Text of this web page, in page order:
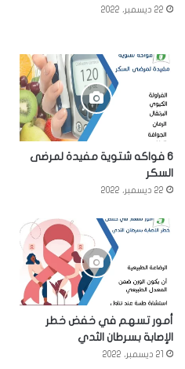
22 ديسمبر، 2022
6 فواكه شتوية مفيدة لمرضى
السكر
22 ديسمبر، 2022
أمور تسهم في خفض خطر
الإصابة بسرطان الثدي
21 ديسمبر، 2022